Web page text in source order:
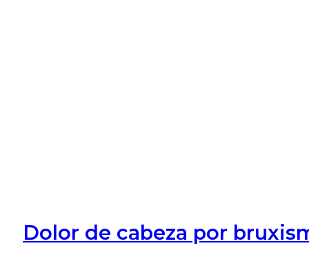
Dolor de cabeza por